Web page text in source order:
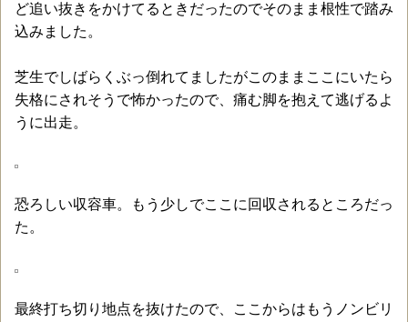
ど追い抜きをかけてるときだったのでそのまま根性で踏み
込みました。
芝生でしばらくぶっ倒れてましたがこのままここにいたら
失格にされそうで怖かったので、痛む脚を抱えて逃げるよ
うに出走。
恐ろしい収容車。もう少しでここに回収されるところだっ
た。
最終打ち切り地点を抜けたので、ここからはもうノンビリ